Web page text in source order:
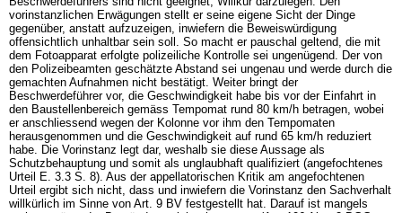
vorinstanzlichen Erwägungen stellt er seine eigene Sicht der Dinge
gegenüber, anstatt aufzuzeigen, inwiefern die Beweiswürdigung
offensichtlich unhaltbar sein soll. So macht er pauschal geltend, die mit
dem Fotoapparat erfolgte polizeiliche Kontrolle sei ungenügend. Der von
den Polizeibeamten geschätzte Abstand sei ungenau und werde durch die
gemachten Aufnahmen nicht bestätigt. Weiter bringt der
Beschwerdeführer vor, die Geschwindigkeit habe bis vor der Einfahrt in
den Baustellenbereich gemäss Tempomat rund 80 km/h betragen, wobei
er anschliessend wegen der Kolonne vor ihm den Tempomaten
herausgenommen und die Geschwindigkeit auf rund 65 km/h reduziert
habe. Die Vorinstanz legt dar, weshalb sie diese Aussage als
Schutzbehauptung und somit als unglaubhaft qualifiziert (angefochtenes
Urteil E. 3.3 S. 8). Aus der appellatorischen Kritik am angefochtenen
Urteil ergibt sich nicht, dass und inwiefern die Vorinstanz den Sachverhalt
willkürlich im Sinne von Art. 9 BV festgestellt hat. Darauf ist mangels